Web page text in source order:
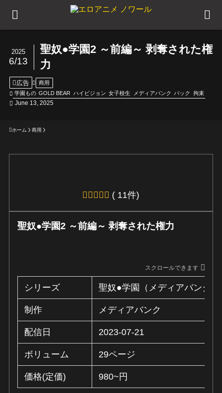
聖奴●学園2 ～前編～ 剥奪された権
力
2025
6/13
広告
商用
学園もの GOLD BEAR ハイビジョン 女子校生 メディアバンク バック 拘束
June 13, 2025
ホーム 商用
( 11件)
聖奴●学園2 ～前編～ 剥奪された権力
スクロールできます
シリーズ 聖奴●学園（メディアバンク）
制作 メディアバンク
配信日 2023-07-21
ボリューム 29ページ
価格(定価) 980~円